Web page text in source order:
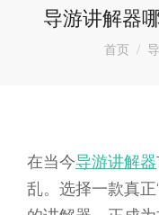
导游讲解器
您在这
首页
在当今导游讲解器
乱。选择一款真